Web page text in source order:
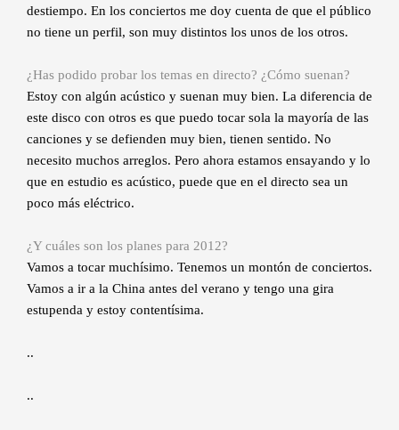
destiempo. En los conciertos me doy cuenta de que el público
no tiene un perfil, son muy distintos los unos de los otros.
¿Has podido probar los temas en directo? ¿Cómo suenan?
Estoy con algún acústico y suenan muy bien. La diferencia de
este disco con otros es que puedo tocar sola la mayoría de las
canciones y se defienden muy bien, tienen sentido. No
necesito muchos arreglos. Pero ahora estamos ensayando y lo
que en estudio es acústico, puede que en el directo sea un
poco más eléctrico.
¿Y cuáles son los planes para 2012?
Vamos a tocar muchísimo. Tenemos un montón de conciertos.
Vamos a ir a la China antes del verano y tengo una gira
estupenda y estoy contentísima.
..
..